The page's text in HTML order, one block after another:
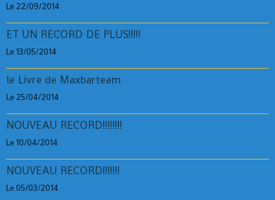
Le 22/09/2014
ET UN RECORD DE PLUS!!!!!
Le 13/05/2014
le Livre de Maxbarteam
Le 25/04/2014
NOUVEAU RECORD!!!!!!!!
Le 10/04/2014
NOUVEAU RECORD!!!!!!!
Le 05/03/2014